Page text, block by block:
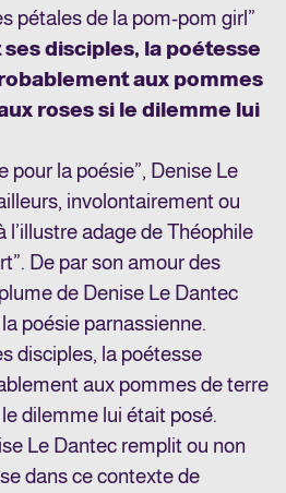
pétales de la pom-pom girl”
disciples, la poétesse
aux pommes
roses si le dilemme lui
pour la poésie”, Denise Le
involontairement ou
l’illustre adage de Théophile
De par son amour des
de Denise Le Dantec
poésie parnassienne.
disciples, la poétesse
aux pommes de terre
dilemme lui était posé.
Le Dantec remplit ou non
dans ce contexte de